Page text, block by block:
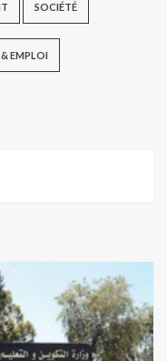
SOCIÉTÉ
EMPLOI